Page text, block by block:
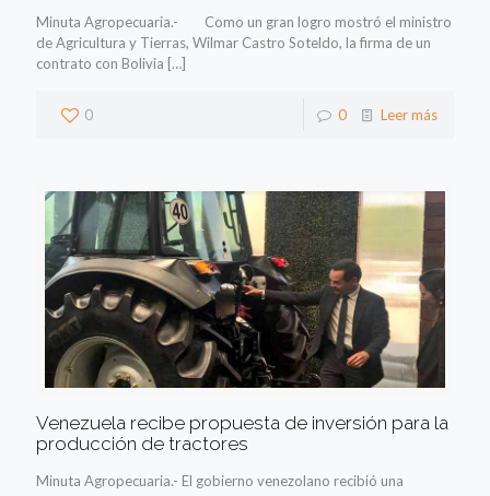
Minuta Agropecuaria.- Como un gran logro mostró el ministro
de Agricultura y Tierras, Wilmar Castro Soteldo, la firma de un
contrato con Bolivia […]
0 0 Leer más
Venezuela recibe propuesta de inversión para la
producción de tractores
Minuta Agropecuaria.- El gobierno venezolano recibió una